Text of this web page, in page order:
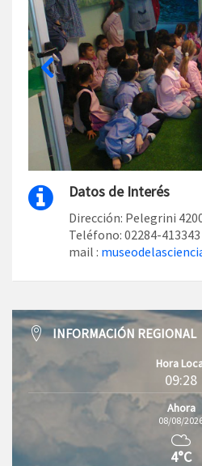
Datos de Interés
Dirección: Pelegrini
Teléfono: 02284-413343
mail :
INFORMACIÓN REGIONAL
Hora
09:28
Ahora
08/08/
4°C